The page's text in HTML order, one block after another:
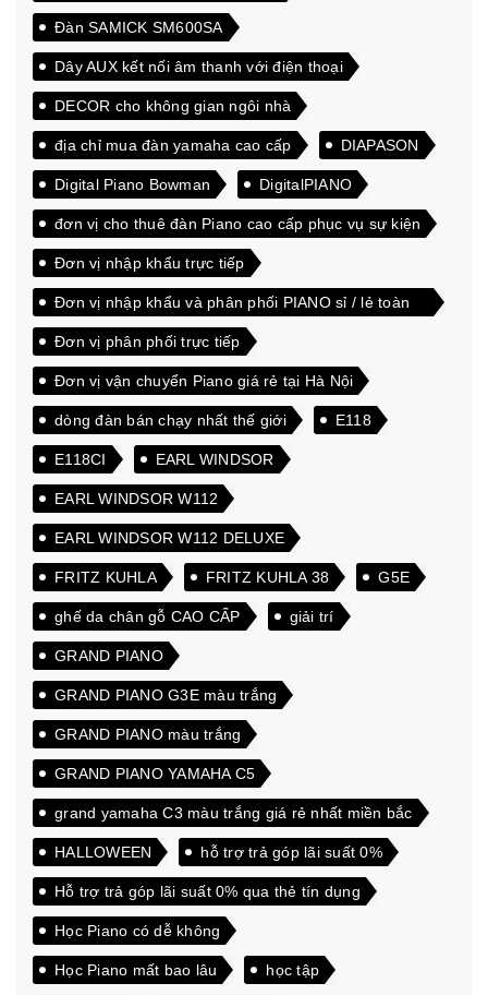
Đàn SAMICK SM600SA
Dây AUX kết nối âm thanh với điện thoại
DECOR cho không gian ngôi nhà
địa chỉ mua đàn yamaha cao cấp DIAPASON
Digital Piano Bowman DigitalPIANO
đơn vị cho thuê đàn Piano cao cấp phục vụ sự kiện
Đơn vị nhập khẩu trực tiếp
Đơn vị nhập khẩu và phân phối PIANO sỉ / lẻ toàn
quốc
Đơn vị phân phối trực tiếp
Đơn vị vận chuyển Piano giá rẻ tại Hà Nội
dòng đàn bán chạy nhất thế giới E118
E118CI EARL WINDSOR
EARL WINDSOR W112
EARL WINDSOR W112 DELUXE
FRITZ KUHLA FRITZ KUHLA 38 G5E
ghế da chân gỗ CAO CẤP giải trí
GRAND PIANO
GRAND PIANO G3E màu trắng
GRAND PIANO màu trắng
GRAND PIANO YAMAHA C5
grand yamaha C3 màu trắng giá rẻ nhất miền bắc
HALLOWEEN hỗ trợ trả góp lãi suất 0%
Hỗ trợ trả góp lãi suất 0% qua thẻ tín dụng
Học Piano có dễ không
Học Piano mất bao lâu học tập